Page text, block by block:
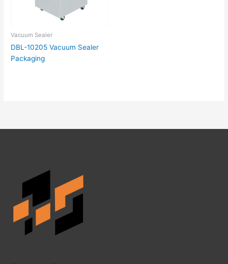
Vacuum Sealer
DBL-10205 Vacuum Sealer
Packaging